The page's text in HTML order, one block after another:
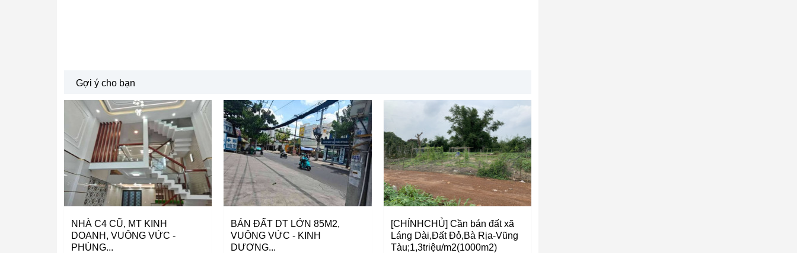
Gợi ý cho bạn
NHÀ C4 CŨ, MT KINH
DOANH, VUÔNG VỨC -
PHÙNG...
BÁN ĐẤT DT LỚN 85M2,
VUÔNG VỨC - KINH
DƯƠNG...
[CHÍNHCHỦ] Cần bán đất xã
Láng Dài,Đất Đỏ,Bà Rịa-Vũng
Tàu;1,3triệu/m2(1000m2)